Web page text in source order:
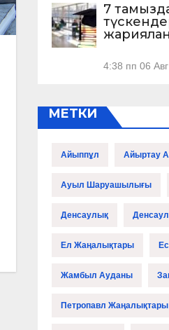
7
4:38 пп 06
МЕТКИ
Айыппұл Айыртау
Ауыл Шаруашылығы
Денсаулық
Ел Жаңалықтары
Жамбыл Ауданы
Петропавл Жаңалықтары